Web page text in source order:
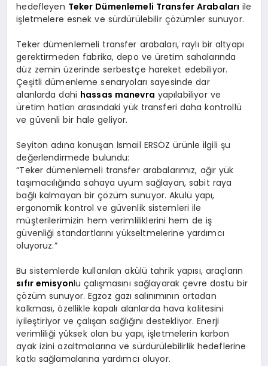
hedefleyen Teker Dümenlemeli Transfer Arabaları ile
işletmelere esnek ve sürdürülebilir çözümler sunuyor.
Teker dümenlemeli transfer arabaları, raylı bir altyapı
gerektirmeden fabrika, depo ve üretim sahalarında
düz zemin üzerinde serbestçe hareket edebiliyor.
Çeşitli dümenleme senaryoları sayesinde dar
alanlarda dahi hassas manevra yapılabiliyor ve
üretim hatları arasındaki yük transferi daha kontrollü
ve güvenli bir hale geliyor.
Seyiton adına konuşan İsmail ERSÖZ ürünle ilgili şu
değerlendirmede bulundu:
“Teker dümenlemeli transfer arabalarımız, ağır yük
taşımacılığında sahaya uyum sağlayan, sabit raya
bağlı kalmayan bir çözüm sunuyor. Akülü yapı,
ergonomik kontrol ve güvenlik sistemleri ile
müşterilerimizin hem verimliliklerini hem de iş
güvenliği standartlarını yükseltmelerine yardımcı
oluyoruz.”
Bu sistemlerde kullanılan akülü tahrik yapısı, araçların
sıfır emisyonlu çalışmasını sağlayarak çevre dostu bir
çözüm sunuyor. Egzoz gazı salınımının ortadan
kalkması, özellikle kapalı alanlarda hava kalitesini
iyileştiriyor ve çalışan sağlığını destekliyor. Enerji
verimliliği yüksek olan bu yapı, işletmelerin karbon
ayak izini azaltmalarına ve sürdürülebilirlik hedeflerine
katkı sağlamalarına yardımcı oluyor.